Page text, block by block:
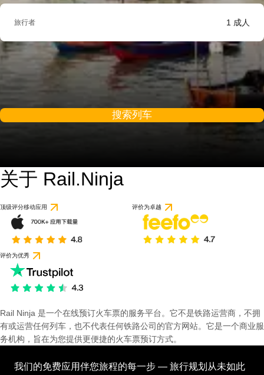
旅行者 1 成人
搜索列车
关于 Rail.Ninja
顶级评分移动应用 评价为卓越
评价为优秀
Rail Ninja 是一个在线预订火车票的服务平台。它不是铁路运营商，不拥
有或运营任何列车，也不代表任何铁路公司的官方网站。它是一个商业服
务机构，旨在为您提供更便捷的火车票预订方式。
我们的免费应用伴您旅程的每一步 — 旅行规划从未如此